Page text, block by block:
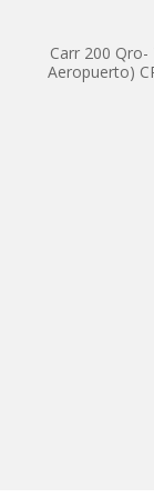
Carr 200
Aeropuerto)